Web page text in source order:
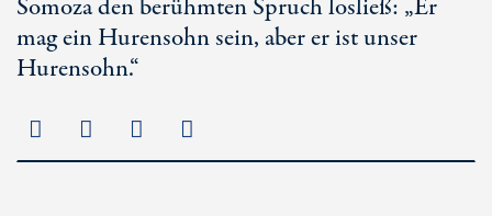
Somoza den berühmten Spruch losließ: „Er
mag ein Hurensohn sein, aber er ist unser
Hurensohn.“